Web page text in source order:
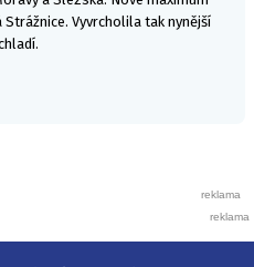
Vyvrcholila tak nynější